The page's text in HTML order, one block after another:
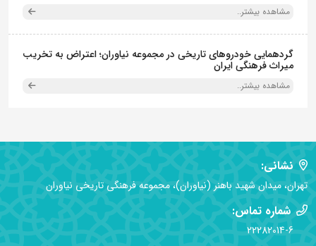
مشاهده بیشتر..
گردهمایی خودروهای تاریخی در مجموعه نیاوران؛ اعتراض به تخریب
میراث فرهنگی ایران
مشاهده بیشتر..
نشانی:
تهران، میدان شهید باهنر (نیاوران)، مجموعه فرهنگی تاریخی نیاوران
شماره تماس:
22282014-6